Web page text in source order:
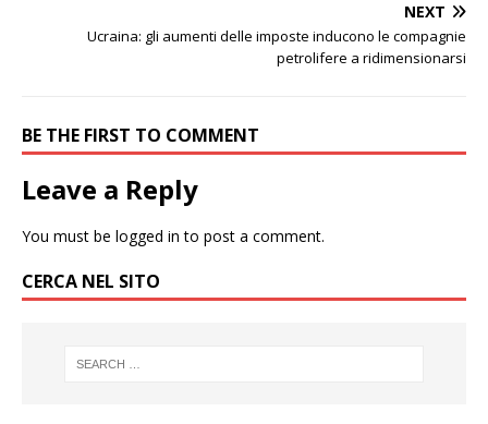
NEXT
Ucraina: gli aumenti delle imposte inducono le compagnie
petrolifere a ridimensionarsi
BE THE FIRST TO COMMENT
Leave a Reply
You must be logged in to post a comment.
CERCA NEL SITO